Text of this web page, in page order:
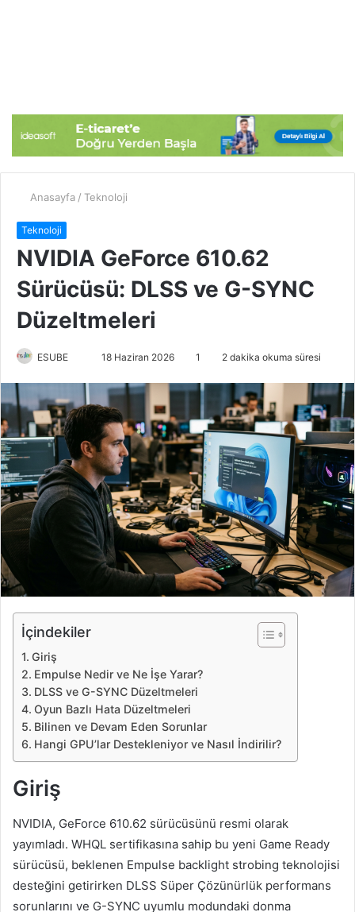
Anasayfa / Teknoloji
Teknoloji
NVIDIA GeForce 610.62
Sürücüsü: DLSS ve G-SYNC
Düzeltmeleri
ESUBE
e
p
o
s
t
a
e
18 Haziran 2026 1 2 dakika okuma süresi
İçindekiler
Giriş
Empulse Nedir ve Ne İşe Yarar?
DLSS ve G-SYNC Düzeltmeleri
Oyun Bazlı Hata Düzeltmeleri
Bilinen ve Devam Eden Sorunlar
Hangi GPU’lar Destekleniyor ve Nasıl İndirilir?
Giriş
NVIDIA, GeForce 610.62 sürücüsünü resmi olarak
yayımladı. WHQL sertifikasına sahip bu yeni Game Ready
sürücüsü, beklenen Empulse backlight strobing teknolojisi
desteğini getirirken DLSS Süper Çözünürlük performans
sorunlarını ve G-SYNC uyumlu modundaki donma